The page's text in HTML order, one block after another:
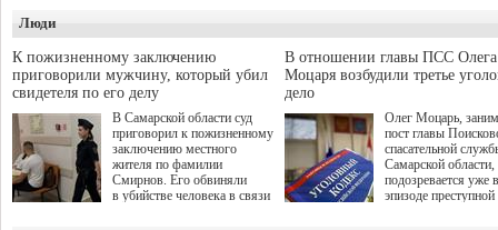
"Помощь фронту и семьям
участников СВО", которая
прошла в Отрадном 7
августа.
на трудоустройство
спокойную
мирной жизни.
Люди
К пожизненному заключению
приговорили мужчину, который убил
свидетеля по его делу
В Самарской области суд
приговорил к пожизненному
заключению местного
жителя по фамилии
Смирнов. Его обвиняли
в убийстве человека в связи
В отношении главы ПСС Олега
Моцаря возбудили третье
дело
Олег Моцарь,
пост главы
спасательной
Самарской области,
подозревается уже
эпизоде преступной